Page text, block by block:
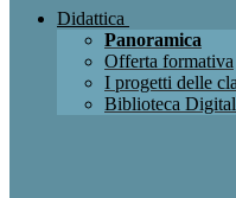
Didattica
Panoramica
Offerta formativa
I progetti delle
Biblioteca